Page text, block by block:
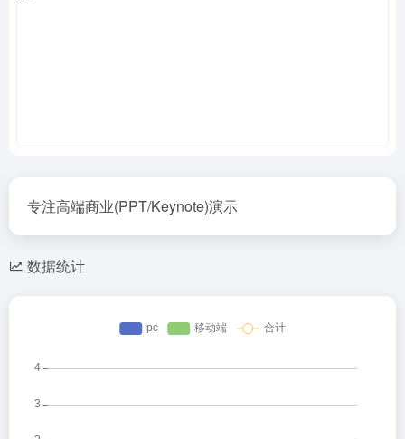
专注高端商业(PPT/Keynote)演示
数据统计